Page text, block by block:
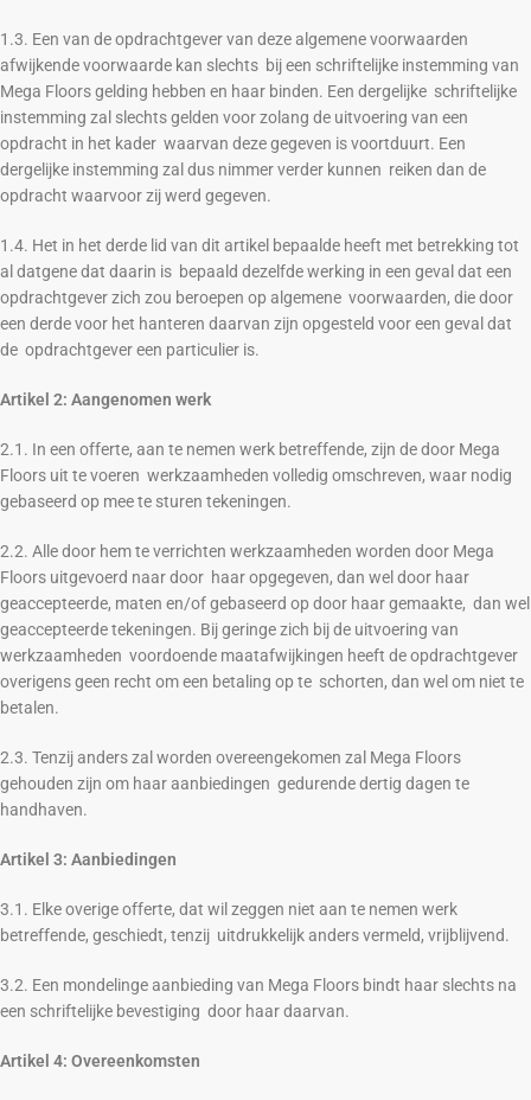
1.3. Een van de opdrachtgever van deze algemene voorwaarden
afwijkende voorwaarde kan slechts bij een schriftelijke instemming van
Mega Floors gelding hebben en haar binden. Een dergelijke schriftelijke
instemming zal slechts gelden voor zolang de uitvoering van een
opdracht in het kader waarvan deze gegeven is voortduurt. Een
dergelijke instemming zal dus nimmer verder kunnen reiken dan de
opdracht waarvoor zij werd gegeven.
1.4. Het in het derde lid van dit artikel bepaalde heeft met betrekking tot
al datgene dat daarin is bepaald dezelfde werking in een geval dat een
opdrachtgever zich zou beroepen op algemene voorwaarden, die door
een derde voor het hanteren daarvan zijn opgesteld voor een geval dat
de opdrachtgever een particulier is.
Artikel 2: Aangenomen werk
2.1. In een offerte, aan te nemen werk betreffende, zijn de door Mega
Floors uit te voeren werkzaamheden volledig omschreven, waar nodig
gebaseerd op mee te sturen tekeningen.
2.2. Alle door hem te verrichten werkzaamheden worden door Mega
Floors uitgevoerd naar door haar opgegeven, dan wel door haar
geaccepteerde, maten en/of gebaseerd op door haar gemaakte, dan wel
geaccepteerde tekeningen. Bij geringe zich bij de uitvoering van
werkzaamheden voordoende maatafwijkingen heeft de opdrachtgever
overigens geen recht om een betaling op te schorten, dan wel om niet te
betalen.
2.3. Tenzij anders zal worden overeengekomen zal Mega Floors
gehouden zijn om haar aanbiedingen gedurende dertig dagen te
handhaven.
Artikel 3: Aanbiedingen
3.1. Elke overige offerte, dat wil zeggen niet aan te nemen werk
betreffende, geschiedt, tenzij uitdrukkelijk anders vermeld, vrijblijvend.
3.2. Een mondelinge aanbieding van Mega Floors bindt haar slechts na
een schriftelijke bevestiging door haar daarvan.
Artikel 4: Overeenkomsten